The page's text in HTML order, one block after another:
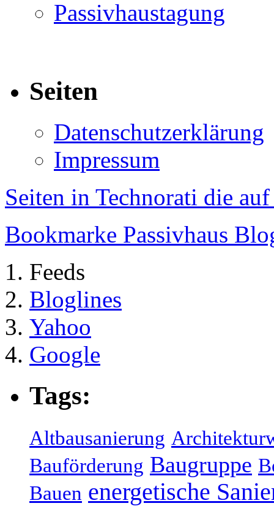
Passivhaustagung
Seiten
Datenschutzerklärung
Impressum
Seiten in Technorati die
Bookmarke Passivhaus
Feeds
Bloglines
Yahoo
Google
Tags:
Altbausanierung
Bauförderung Baugruppe
Bauen energetische